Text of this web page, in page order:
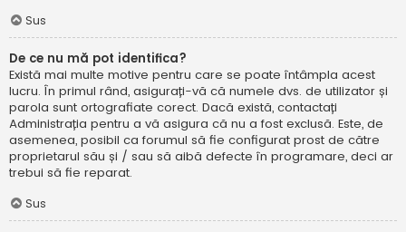
Sus
De ce nu mă pot identifica?
Există mai multe motive pentru care se poate întâmpla acest
lucru. În primul rând, asigurați-vă că numele dvs. de utilizator și
parola sunt ortografiate corect. Dacă există, contactați
Administrația pentru a vă asigura că nu a fost exclusă. Este, de
asemenea, posibil ca forumul să fie configurat prost de către
proprietarul său și / sau să aibă defecte în programare, deci ar
trebui să fie reparat.
Sus